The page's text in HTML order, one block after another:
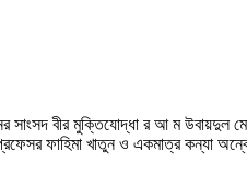
সাংসদ বীর মুক্তিযোদ্ধা র আ ম উবায়দুল
ফাহিমা খাতুন ও একমাত্র কন্যা